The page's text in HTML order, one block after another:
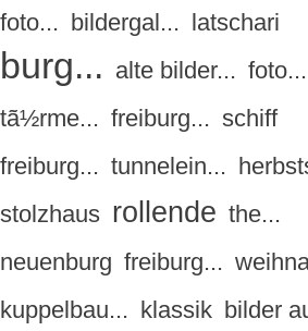
foto... bildergal... latschari
burg... alte bilder... foto...
tã½rme... freiburg... schiff
freiburg... tunnelein...
stolzhaus rollende the...
neuenburg freiburg...
kuppelbau... klassik bilder